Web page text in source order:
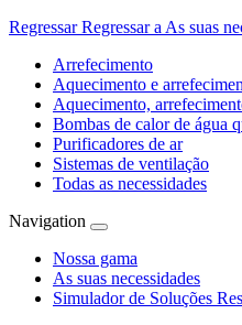
Regressar Regressar a As suas
Arrefecimento
Aquecimento e
Aquecimento,
Bombas de calor de água
Purificadores de ar
Sistemas de ventilação
Todas as necessidades
Navigation
Nossa gama
As suas necessidades
Simulador de Soluções